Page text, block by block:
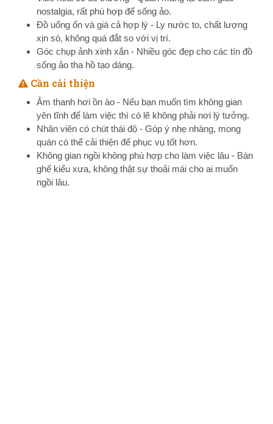
nostalgia, rất phù hợp để sống ảo.
Đồ uống ổn và giá cả hợp lý - Ly nước to, chất lượng
xịn sò, không quá đắt so với vị trí.
Góc chụp ảnh xinh xắn - Nhiều góc đẹp cho các tín đồ
sống ảo tha hồ tạo dáng.
Cần cải thiện
Âm thanh hơi ồn ào - Nếu bạn muốn tìm không gian
yên tĩnh để làm việc thì có lẽ không phải nơi lý tưởng.
Nhân viên có chút thái độ - Góp ý nhẹ nhàng, mong
quán có thể cải thiện để phục vụ tốt hơn.
Không gian ngồi không phù hợp cho làm việc lâu - Bàn
ghế kiểu xưa, không thật sự thoải mái cho ai muốn
ngồi lâu.